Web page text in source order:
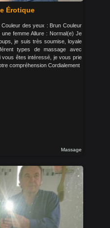
Érotique
des yeux : Brun Couleur
femme Allure : Normal(e) Je
je suis très soumise, loyale
types de massage avec
vous êtes intéressé, je vous prie
compréhension Cordialement
Massage